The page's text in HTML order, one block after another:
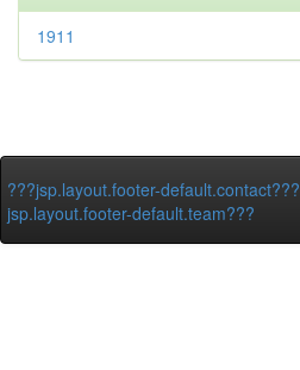
1911
???jsp.layout.footer-default.contact???
jsp.layout.footer-default.team???